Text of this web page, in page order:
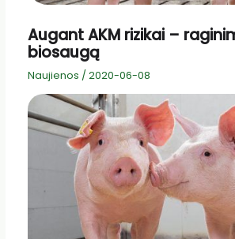
Augant AKM rizikai –
biosaugą
Naujienos / 2020-06-08